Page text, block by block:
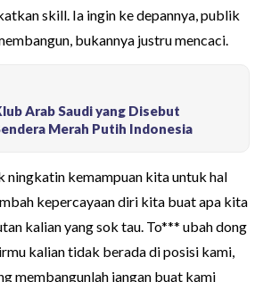
skill. Ia ingin ke depannya, publik
bukannya justru mencaci.
Arab Saudi yang Disebut
Merah Putih Indonesia
ningkatin kemampuan kita untuk hal
kepercayaan diri kita buat apa kita
kalian yang sok tau. To*** ubah dong
kalian tidak berada di posisi kami,
membangunlah jangan buat kami